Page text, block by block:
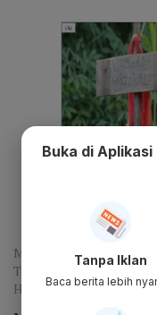
Matakau alat suku
Tobelo Dalam (Togutil)
Halmahera, Indonesia)
Buka di
Tanpa Iklan
Baca berita lebih